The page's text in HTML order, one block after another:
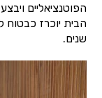
הפוטנציאליים
הבית יוכרז כבטוח
שנים.